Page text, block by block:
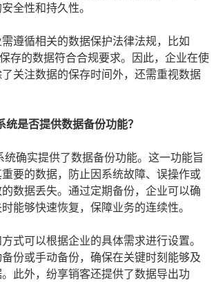
全性和持久性。
遵循相关的数据保护法律法规，比如
存的数据符合合规要求。因此，企业在使
关注数据的保存时间外，还需重视数据
是否提供数据备份功能？
统确实提供了数据备份功能。这一功能旨
要的数据，防止因系统故障、误操作或
数据丢失。通过定期备份，企业可以确
能够快速恢复，保障业务的连续性。
式可以根据企业的具体需求进行设置。
份或手动备份，确保在关键时刻能够及
此外，纷享销客还提供了数据导出功